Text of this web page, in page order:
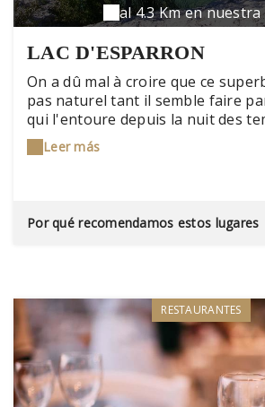
al 4.3 Km en nuestra
LAC D'ESPARRON
On a dû mal à croire que ce
pas naturel tant il semble faire
qui l'entoure depuis la nuit des
n'a vu le jour qu'en 1967 à la suite
construction du barrage de
Verdon. Son beauté souligne celle
d'Esparron-sur-Verdon qui se mire
d'autant que, comme sur
Verdon, la navigation à moteur
laissant la place au doux clapotis
embarcations traditionnelles à
voire électriques.
Leer más
Por qué recomendamos estos lugares
RESTAURANTES